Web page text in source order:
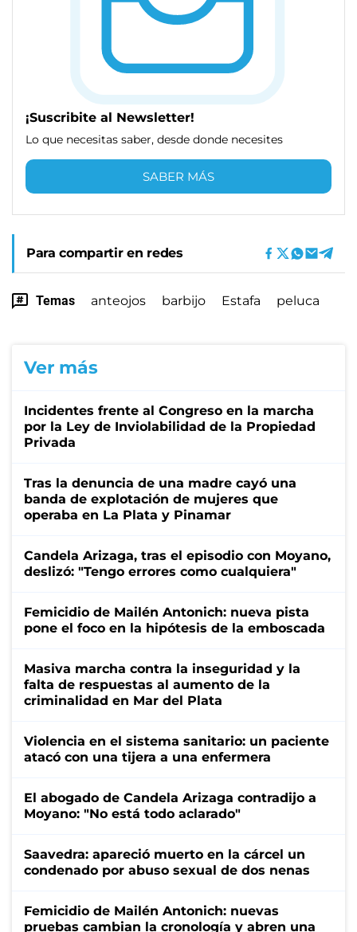
¡Suscribite al Newsletter!
Lo que necesitas saber, desde donde necesites
SABER MÁS
Para compartir en redes
Temas anteojos barbijo Estafa peluca
Ver más
Incidentes frente al Congreso en la marcha
por la Ley de Inviolabilidad de la Propiedad
Privada
Tras la denuncia de una madre cayó una
banda de explotación de mujeres que
operaba en La Plata y Pinamar
Candela Arizaga, tras el episodio con Moyano,
deslizó: "Tengo errores como cualquiera"
Femicidio de Mailén Antonich: nueva pista
pone el foco en la hipótesis de la emboscada
Masiva marcha contra la inseguridad y la
falta de respuestas al aumento de la
criminalidad en Mar del Plata
Violencia en el sistema sanitario: un paciente
atacó con una tijera a una enfermera
El abogado de Candela Arizaga contradijo a
Moyano: "No está todo aclarado"
Saavedra: apareció muerto en la cárcel un
condenado por abuso sexual de dos nenas
Femicidio de Mailén Antonich: nuevas
pruebas cambian la cronología y abren una